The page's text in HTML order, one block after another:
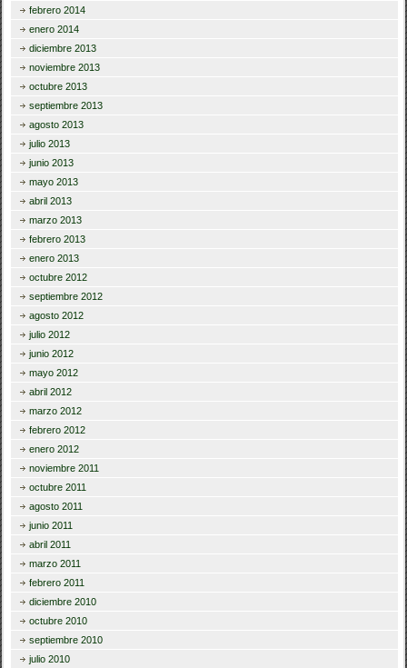
febrero 2014
enero 2014
diciembre 2013
noviembre 2013
octubre 2013
septiembre 2013
agosto 2013
julio 2013
junio 2013
mayo 2013
abril 2013
marzo 2013
febrero 2013
enero 2013
octubre 2012
septiembre 2012
agosto 2012
julio 2012
junio 2012
mayo 2012
abril 2012
marzo 2012
febrero 2012
enero 2012
noviembre 2011
octubre 2011
agosto 2011
junio 2011
abril 2011
marzo 2011
febrero 2011
diciembre 2010
octubre 2010
septiembre 2010
julio 2010